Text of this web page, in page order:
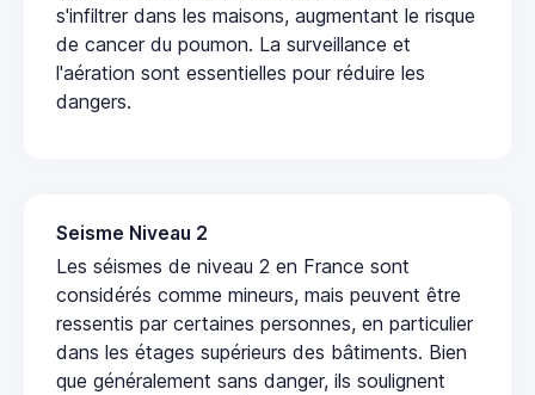
s'infiltrer dans les maisons, augmentant le risque
de cancer du poumon. La surveillance et
l'aération sont essentielles pour réduire les
dangers.
Seisme Niveau 2
Les séismes de niveau 2 en France sont
considérés comme mineurs, mais peuvent être
ressentis par certaines personnes, en particulier
dans les étages supérieurs des bâtiments. Bien
que généralement sans danger, ils soulignent